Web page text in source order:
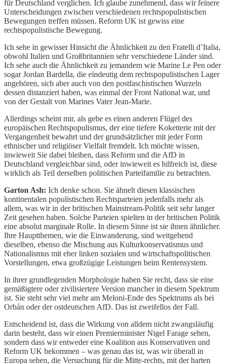
für Deutschland verglichen. Ich glaube zunehmend, dass wir feinere
Unterscheidungen zwischen verschiedenen rechtspopulistischen
Bewegungen treffen müssen. Reform UK ist gewiss eine
rechtspopulistische Bewegung.
Ich sehe in gewisser Hinsicht die Ähnlichkeit zu den Fratelli d’Italia,
obwohl Italien und Großbritannien sehr verschiedene Länder sind.
Ich sehe auch die Ähnlichkeit zu jemandem wie Marine Le Pen oder
sogar Jordan Bardella, die eindeutig dem rechtspopulistischen Lager
angehören, sich aber auch von den postfaschistischen Wurzeln
dessen distanziert haben, was einmal der Front National war, und
von der Gestalt von Marines Vater Jean-Marie.
Allerdings scheint mir, als gebe es einen anderen Flügel des
europäischen Rechtspopulismus, der eine tiefere Koketterie mit der
Vergangenheit bewahrt und der grundsätzlicher mit jeder Form
ethnischer und religiöser Vielfalt fremdelt. Ich möchte wissen,
inwieweit Sie dabei bleiben, dass Reform und die AfD in
Deutschland vergleichbar sind, oder inwieweit es hilfreich ist, diese
wirklich als Teil derselben politischen Parteifamilie zu betrachten.
Garton Ash: Ich denke schon. Sie ähnelt diesen klassischen
kontinentalen populistischen Rechtsparteien jedenfalls mehr als
allem, was wir in der britischen Mainstream-Politik seit sehr langer
Zeit gesehen haben. Solche Parteien spielten in der britischen Politik
eine absolut marginale Rolle. In diesem Sinne ist sie ihnen ähnlicher.
Ihre Hauptthemen, wie die Einwanderung, sind weitgehend
dieselben, ebenso die Mischung aus Kulturkonservatismus und
Nationalismus mit eher linken sozialen und wirtschaftspolitischen
Vorstellungen, etwa großzügige Leistungen beim Rentensystem.
In ihrer grundlegenden Morphologie haben Sie recht, dass sie eine
gemäßigtere oder zivilisiertere Version mancher in diesem Spektrum
ist. Sie steht sehr viel mehr am Meloni-Ende des Spektrums als bei
Orbán oder der ostdeutschen AfD. Das ist zweifellos der Fall.
Entscheidend ist, dass die Wirkung von alldem nicht zwangsläufig
darin besteht, dass wir einen Premierminister Nigel Farage sehen,
sondern dass wir entweder eine Koalition aus Konservativen und
Reform UK bekommen – was genau das ist, was wir überall in
Europa sehen, die Versuchung für die Mitte-rechts, mit der harten